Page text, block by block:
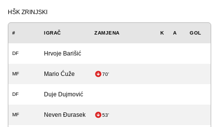
HŠK ZRINJSKI
# IGRAČ ZAMJENA K A GOL
DF Hrvoje Barišić
MF Mario Ćuže 70'
DF Duje Dujmović
MF Neven Đurasek 53'